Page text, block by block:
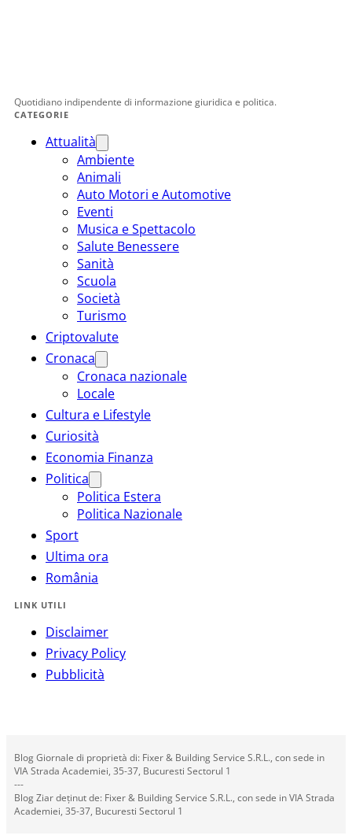
Quotidiano indipendente di informazione giuridica e politica.
CATEGORIE
Attualità
Ambiente
Animali
Auto Motori e Automotive
Eventi
Musica e Spettacolo
Salute Benessere
Sanità
Scuola
Società
Turismo
Criptovalute
Cronaca
Cronaca nazionale
Locale
Cultura e Lifestyle
Curiosità
Economia Finanza
Politica
Politica Estera
Politica Nazionale
Sport
Ultima ora
România
LINK UTILI
Disclaimer
Privacy Policy
Pubblicità
Blog Giornale di proprietà di: Fixer & Building Service S.R.L., con sede in
VIA Strada Academiei, 35-37, Bucuresti Sectorul 1
---
Blog Ziar deținut de: Fixer & Building Service S.R.L., con sede in VIA Strada
Academiei, 35-37, Bucuresti Sectorul 1